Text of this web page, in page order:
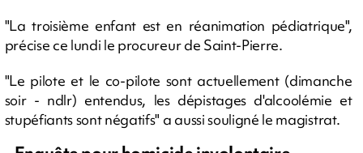
"La troisième enfant est en réanimation pédiatrique",
précise ce lundi le procureur de Saint-Pierre.
"Le pilote et le co-pilote sont actuellement (dimanche
soir - ndlr) entendus, les dépistages d'alcoolémie et
stupéfiants sont négatifs" a aussi souligné le magistrat.